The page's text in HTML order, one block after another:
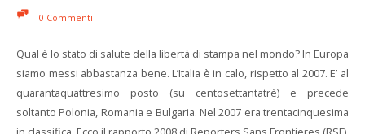
0 Commenti
Qual è lo stato di salute della libertà di stampa nel mondo? In Europa
siamo messi abbastanza bene. L’Italia è in calo, rispetto al 2007. E’ al
quarantaquattresimo posto (su centosettantatrè) e precede
soltanto Polonia, Romania e Bulgaria. Nel 2007 era trentacinquesima